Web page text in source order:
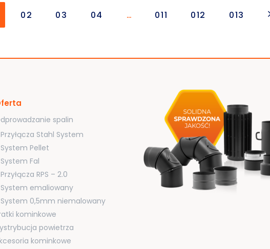
02 03 04 … 011 012 013
spalin
Przyłącza Stahl System
System Pellet
System Fal
Przyłącza RPS – 2.0
System emaliowany
System 0,5mm niemalowany
kominkowe
powietrza
kominkowe